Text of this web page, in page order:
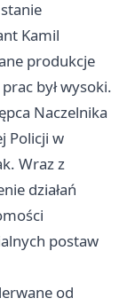
Kamil
produkcje
był wysoki.
Naczelnika
Policji w
Wraz z
działań
postaw
od